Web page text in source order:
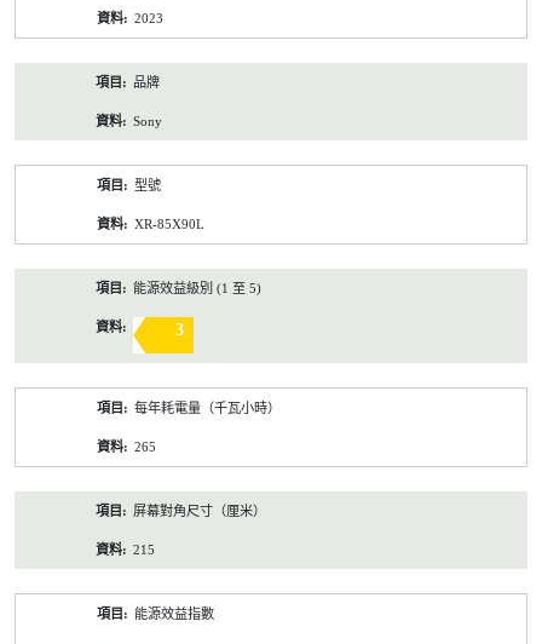
2023
品牌
Sony
型號
XR-85X90L
能源效益級別 (1 至 5)
3
每年耗電量（千瓦小時）
265
屏幕對角尺寸（厘米）
215
能源效益指數